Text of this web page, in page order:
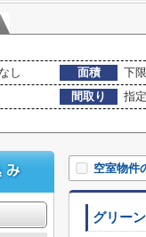
し 面積 下
間取り
指
空室物件
グリー